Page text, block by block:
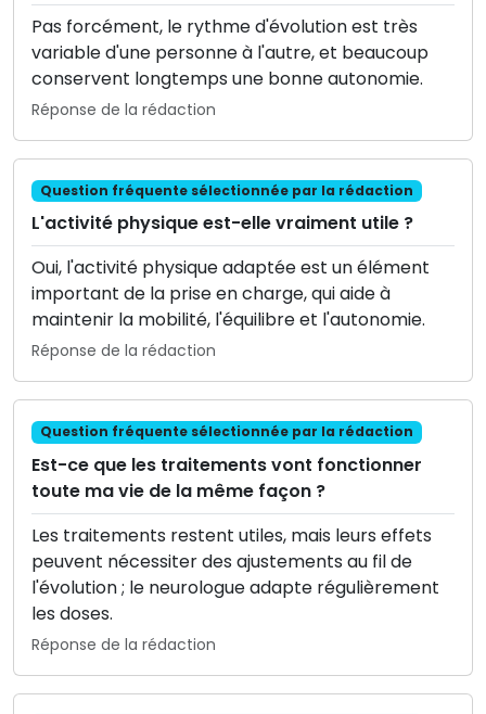
Pas forcément, le rythme d'évolution est très
variable d'une personne à l'autre, et beaucoup
conservent longtemps une bonne autonomie.
Réponse de la rédaction
Question fréquente sélectionnée par la rédaction
L'activité physique est-elle vraiment utile ?
Oui, l'activité physique adaptée est un élément
important de la prise en charge, qui aide à
maintenir la mobilité, l'équilibre et l'autonomie.
Réponse de la rédaction
Question fréquente sélectionnée par la rédaction
Est-ce que les traitements vont fonctionner
toute ma vie de la même façon ?
Les traitements restent utiles, mais leurs effets
peuvent nécessiter des ajustements au fil de
l'évolution ; le neurologue adapte régulièrement
les doses.
Réponse de la rédaction